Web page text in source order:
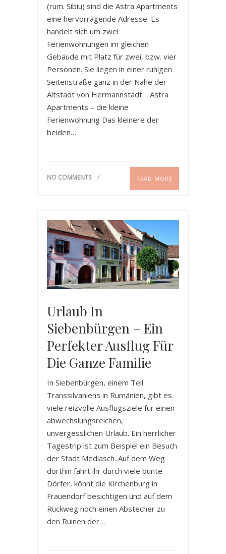
(rum. Sibiu) sind die Astra Apartments
eine hervorragende Adresse. Es
handelt sich um zwei
Ferienwohnungen im gleichen
Gebäude mit Platz für zwei, bzw. vier
Personen. Sie liegen in einer ruhigen
Seitenstraße ganz in der Nähe der
Altstadt von Hermannstadt. Astra
Apartments – die kleine
Ferienwohnung Das kleinere der
beiden…
NO COMMENTS READ MORE
Urlaub In
Siebenbürgen – Ein
Perfekter Ausflug Für
Die Ganze Familie
In Siebenbürgen, einem Teil
Transsilvaniens in Rumänien, gibt es
viele reizvolle Ausflugsziele für einen
abwechslungsreichen,
unvergesslichen Urlaub. Ein herrlicher
Tagestrip ist zum Beispiel ein Besuch
der Stadt Mediasch. Auf dem Weg
dorthin fahrt ihr durch viele bunte
Dörfer, könnt die Kirchenburg in
Frauendorf besichtigen und auf dem
Rückweg noch einen Abstecher zu
den Ruinen der…